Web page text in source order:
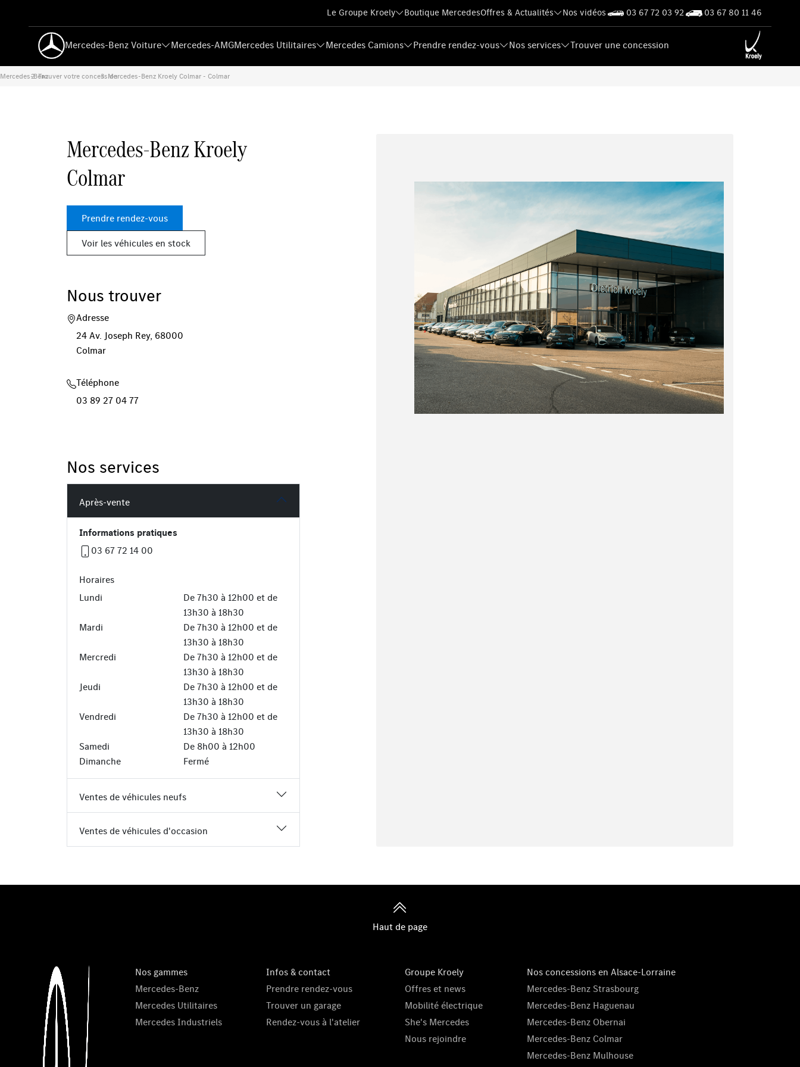
Le Groupe Kroely Boutique MercedesOffres & Actualités Nos vidéos 03 67 72 03 92 03 67 80 11 46
Mercedes-Benz Voiture Mercedes-AMGMercedes Utilitaires Mercedes Camions Prendre rendez-vous Nos services Trouver une concession
Mercedes-Benz
›
Trouver votre concession
›
Mercedes-Benz Kroely Colmar - Colmar
Mercedes-Benz Kroely
Colmar
Prendre rendez-vous
Voir les véhicules en stock
Nous trouver
Adresse
24 Av. Joseph Rey, 68000
Colmar
Téléphone
03 89 27 04 77
Nos services
Après-vente
Informations pratiques
03 67 72 14 00
Horaires
Lundi
De 7h30 à 12h00 et de
13h30 à 18h30
Mardi
De 7h30 à 12h00 et de
13h30 à 18h30
Mercredi
De 7h30 à 12h00 et de
13h30 à 18h30
Jeudi
De 7h30 à 12h00 et de
13h30 à 18h30
Vendredi
De 7h30 à 12h00 et de
13h30 à 18h30
Samedi
De 8h00 à 12h00
Dimanche
Fermé
Ventes de véhicules neufs
Ventes de véhicules d'occasion
Haut de page
Nos gammes
Mercedes-Benz
Mercedes Utilitaires
Mercedes Industriels
Infos & contact
Prendre rendez-vous
Trouver un garage
Rendez-vous à l'atelier
Groupe Kroely
Offres et news
Mobilité électrique
She's Mercedes
Nous rejoindre
Nos concessions en Alsace-Lorraine
Mercedes-Benz Strasbourg
Mercedes-Benz Haguenau
Mercedes-Benz Obernai
Mercedes-Benz Colmar
Mercedes-Benz Mulhouse